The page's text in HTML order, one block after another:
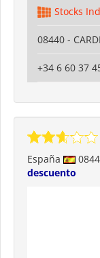
Stocks
08440 -
+34 6 60 37
España
descuento